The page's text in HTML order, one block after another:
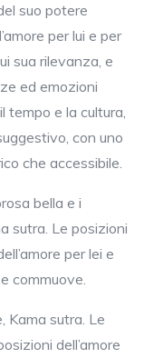
suo potere
per lui e per
sua rilevanza, e
ed emozioni
tempo e la cultura,
con uno
che accessibile.
bella e i
sutra. Le posizioni
per lei e
commuove.
Kama sutra. Le
dell’amore